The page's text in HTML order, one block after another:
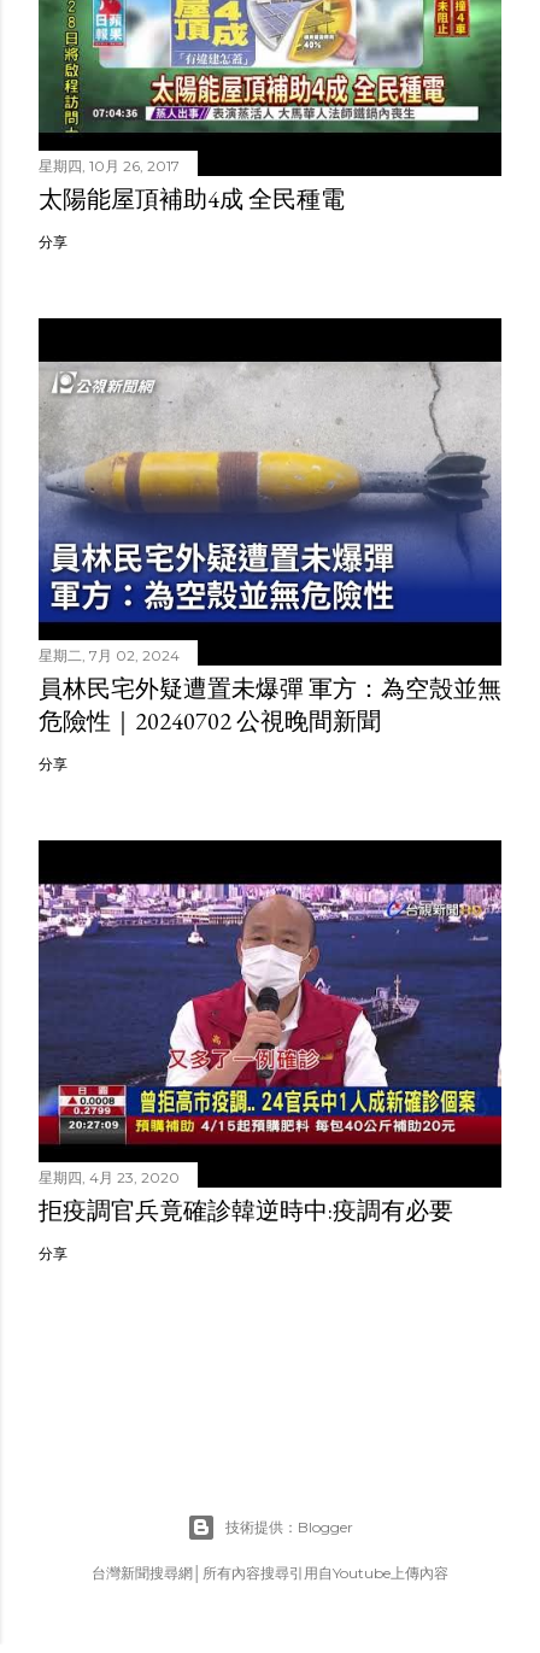
星期四, 10月 26, 2017
太陽能屋頂補助4成 全民種電
分享
星期二, 7月 02, 2024
員林民宅外疑遭置未爆彈 軍方：為空殼並無
危險性｜20240702 公視晚間新聞
分享
星期四, 4月 23, 2020
拒疫調官兵竟確診韓逆時中:疫調有必要
分享
技術提供：Blogger
台灣新聞搜尋網│所有內容搜尋引用自Youtube上傳內容